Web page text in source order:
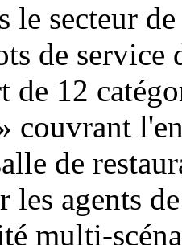
le secteur
de
de 12
couvrant
de
les agents
multi-